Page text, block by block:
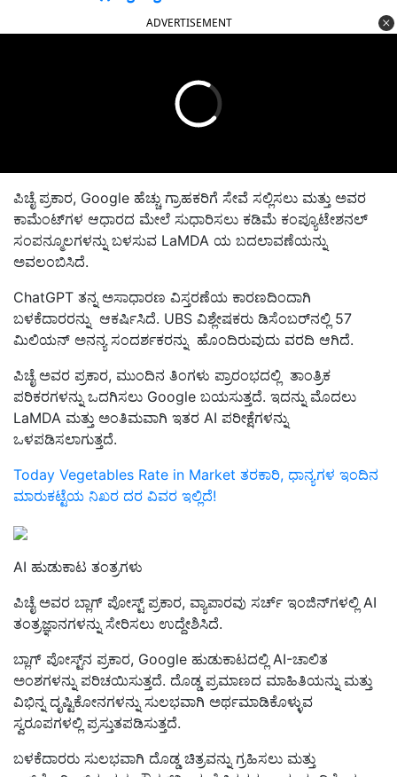
ADVERTISEMENT
ಪಿಚೈ ಪ್ರಕಾರ, Google ಹೆಚ್ಚು ಗ್ರಾಹಕರಿಗೆ ಸೇವೆ ಸಲ್ಲಿಸಲು ಮತ್ತು ಅವರ
ಕಾಮೆಂಟ್‌ಗಳ ಆಧಾರದ ಮೇಲೆ ಸುಧಾರಿಸಲು ಕಡಿಮೆ ಕಂಪ್ಯೂಟೇಶನಲ್
ಸಂಪನ್ಮೂಲಗಳನ್ನು ಬಳಸುವ LaMDA ಯ ಬದಲಾವಣೆಯನ್ನು
ಅವಲಂಬಿಸಿದೆ.
ChatGPT ತನ್ನ ಅಸಾಧಾರಣ ವಿಸ್ತರಣೆಯ ಕಾರಣದಿಂದಾಗಿ
ಬಳಕೆದಾರರನ್ನು ಆಕರ್ಷಿಸಿದೆ. UBS ವಿಶ್ಲೇಷಕರು ಡಿಸೆಂಬರ್‌ನಲ್ಲಿ 57
ಮಿಲಿಯನ್ ಅನನ್ಯ ಸಂದರ್ಶಕರನ್ನು ಹೊಂದಿರುವುದು ವರದಿ ಆಗಿದೆ.
ಪಿಚೈ ಅವರ ಪ್ರಕಾರ, ಮುಂದಿನ ತಿಂಗಳು ಪ್ರಾರಂಭದಲ್ಲಿ ತಾಂತ್ರಿಕ
ಪರಿಕರಗಳನ್ನು ಒದಗಿಸಲು Google ಬಯಸುತ್ತದೆ. ಇದನ್ನು ಮೊದಲು
LaMDA ಮತ್ತು ಅಂತಿಮವಾಗಿ ಇತರ AI ಪರೀಕ್ಷೆಗಳನ್ನು
ಒಳಪಡಿಸಲಾಗುತ್ತದೆ.
Today Vegetables Rate in Market ತರಕಾರಿ, ಧಾನ್ಯಗಳ ಇಂದಿನ
ಮಾರುಕಟ್ಟೆಯ ನಿಖರ ದರ ವಿವರ ಇಲ್ಲಿದೆ!
AI ಹುಡುಕಾಟ ತಂತ್ರಗಳು
ಪಿಚೈ ಅವರ ಬ್ಲಾಗ್ ಪೋಸ್ಟ್ ಪ್ರಕಾರ, ವ್ಯಾಪಾರವು ಸರ್ಚ್ ಇಂಜಿನ್‌ಗಳಲ್ಲಿ AI
ತಂತ್ರಜ್ಞಾನಗಳನ್ನು ಸೇರಿಸಲು ಉದ್ದೇಶಿಸಿದೆ.
ಬ್ಲಾಗ್ ಪೋಸ್ಟ್‌ನ ಪ್ರಕಾರ, Google ಹುಡುಕಾಟದಲ್ಲಿ AI-ಚಾಲಿತ
ಅಂಶಗಳನ್ನು ಪರಿಚಯಿಸುತ್ತದೆ. ದೊಡ್ಡ ಪ್ರಮಾಣದ ಮಾಹಿತಿಯನ್ನು ಮತ್ತು
ವಿಭಿನ್ನ ದೃಷ್ಟಿಕೋನಗಳನ್ನು ಸುಲಭವಾಗಿ ಅರ್ಥಮಾಡಿಕೊಳ್ಳುವ
ಸ್ವರೂಪಗಳಲ್ಲಿ ಪ್ರಸ್ತುತಪಡಿಸುತ್ತದೆ.
ಬಳಕೆದಾರರು ಸುಲಭವಾಗಿ ದೊಡ್ಡ ಚಿತ್ರವನ್ನು ಗ್ರಹಿಸಲು ಮತ್ತು